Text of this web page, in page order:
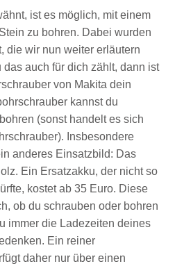
ist es möglich, mit einem
zu bohren. Dabei wurden
die wir nun weiter erläutern
auch für dich zählt, dann ist
von Makita dein
kannst du
(sonst handelt es sich
Insbesondere
anderes Einsatzbild: Das
Ein Ersatzakku, der nicht so
kostet ab 35 Euro. Diese
ob du schrauben oder bohren
immer die Ladezeiten deines
Ein reiner
daher nur über einen